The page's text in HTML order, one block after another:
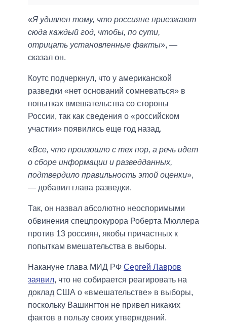
«Я удивлен тому, что россияне приезжают
сюда каждый год, чтобы, по сути,
отрицать установленные факты», —
сказал он.
Коутс подчеркнул, что у американской
разведки «нет оснований сомневаться» в
попытках вмешательства со стороны
России, так как сведения о «российском
участии» появились еще год назад.
«Все, что произошло с тех пор, а речь идет
о сборе информации и разведданных,
подтвердило правильность этой оценки»,
— добавил глава разведки.
Так, он назвал абсолютно неоспоримыми
обвинения спецпрокурора Роберта Мюллера
против 13 россиян, якобы причастных к
попыткам вмешательства в выборы.
Накануне глава МИД РФ Сергей Лавров
заявил, что не собирается реагировать на
доклад США о «вмешательстве» в выборы,
поскольку Вашингтон не привел никаких
фактов в пользу своих утверждений.